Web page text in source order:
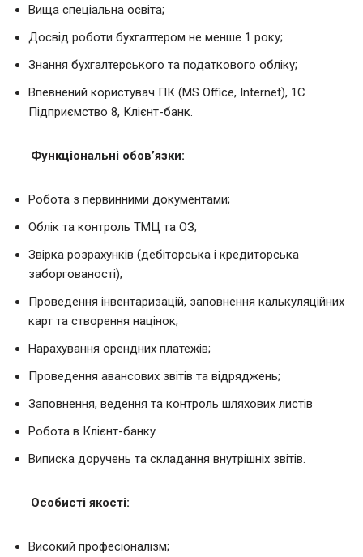
Вища спеціальна освіта;
Досвід роботи бухгалтером не менше 1 року;
Знання бухгалтерського та податкового обліку;
Впевнений користувач ПК (MS Office, Internet), 1С
Підприємство 8, Клієнт-банк.
Функціональні обов’язки:
Робота з первинними документами;
Облік та контроль ТМЦ та ОЗ;
Звірка розрахунків (дебіторська і кредиторська
заборгованості);
Проведення інвентаризацій, заповнення калькуляційних
карт та створення націнок;
Нарахування орендних платежів;
Проведення авансових звітів та відряджень;
Заповнення, ведення та контроль шляхових листів
Робота в Клієнт-банку
Виписка доручень та складання внутрішніх звітів.
Особисті якості:
Високий професіоналізм;